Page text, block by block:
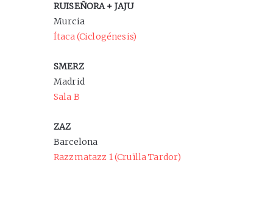
RUISEÑORA + JAJU
Murcia
Ítaca (Ciclogénesis)
SMERZ
Madrid
Sala B
ZAZ
Barcelona
Razzmatazz 1 (Cruïlla Tardor)